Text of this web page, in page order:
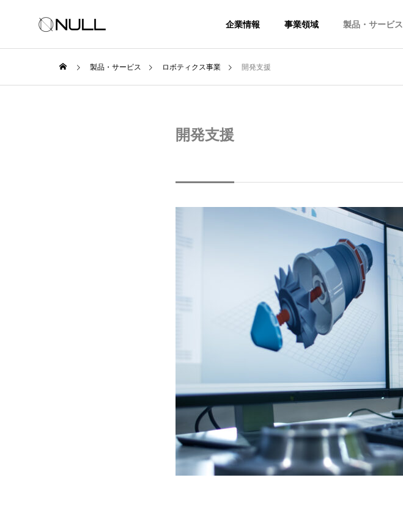
企業情報 事業領域 製品・サービス
製品・サービス ロボティクス事業 開発支援
開発支援